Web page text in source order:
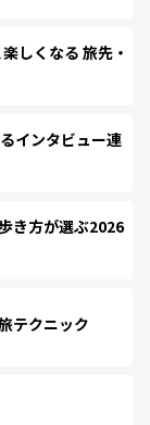
しくなる 旅先・
インタビュー連
き方が選ぶ2026
テクニック